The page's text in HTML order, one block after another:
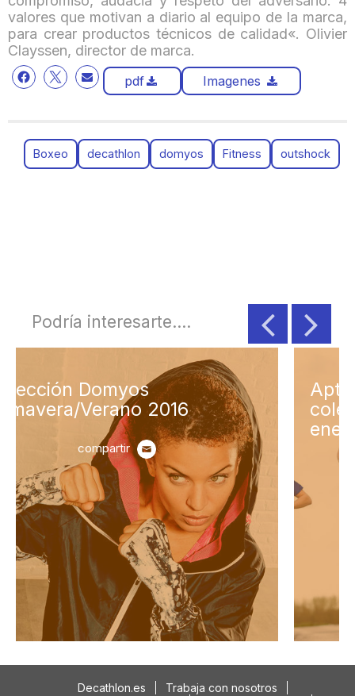
valores que motivan a diario al equipo de la marca,
para crear productos técnicos de calidad«. Olivier
Clayssen, director de marca.
pdf Imagenes
Boxeo decathlon domyos Fitness outshock
Podría interesarte....
Aptonia presenta su nueva
colección de geles
energéticos
compartir
Decathlon.es
Trabaja con nosotros